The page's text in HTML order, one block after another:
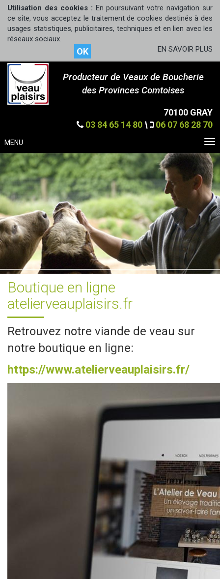
Utilisation des cookies : En poursuivant votre navigation sur
ce site, vous acceptez le traitement de cookies destinés à des
usages statistiques, publicitaires, techniques et en lien avec les
réseaux sociaux.
OK EN SAVOIR PLUS
Producteur de Veaux de Boucherie
des Provinces Comtoises
70100 GRAY
03 84 65 14 80 \ 06 07 68 28 70
MENU
Boutique en ligne
atelierveauplaisirs.fr
Retrouvez notre viande de veau sur
notre boutique en ligne:
https://www.atelierveauplaisirs.fr/